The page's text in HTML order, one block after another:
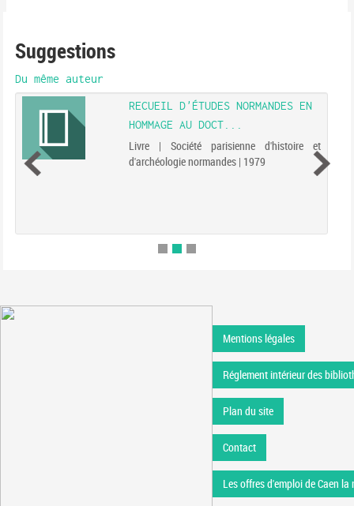
Suggestions
Du même auteur
RECUEIL D'ÉTUDES NORMANDES EN
HOMMAGE AU DOCT...
Livre | Société parisienne d'histoire et
d'archéologie normandes | 1979
Mentions légales
Réglement intérieur des
Plan du site
Contact
Les offres d'emploi de Caen la